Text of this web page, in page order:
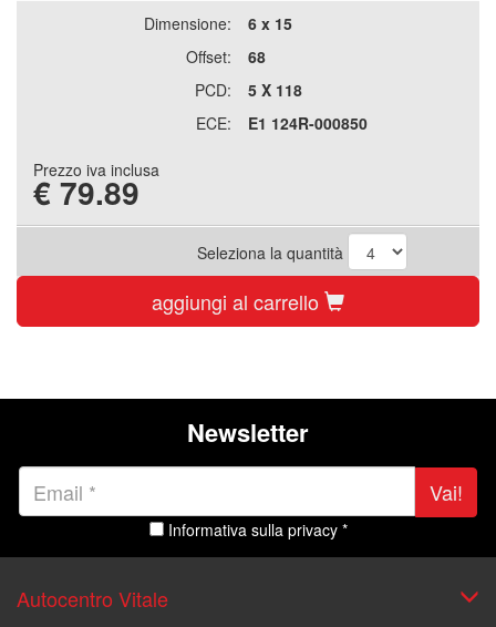
Dimensione:
6 x 15
Offset:
68
PCD:
5 X 118
ECE:
E1 124R-000850
Prezzo iva inclusa
€ 79.89
Seleziona la quantità
aggiungi al carrello
Newsletter
Vai!
Informativa sulla privacy *
Autocentro Vitale